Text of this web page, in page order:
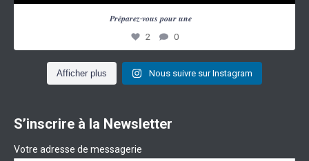
𝑷𝒓𝒆́𝒑𝒂𝒓𝒆𝒛-𝒗𝒐𝒖𝒔 𝒑𝒐𝒖𝒓 𝒖𝒏𝒆
2 0
Afficher plus Nous suivre sur Instagram
S’inscrire à la Newsletter
Votre adresse de messagerie